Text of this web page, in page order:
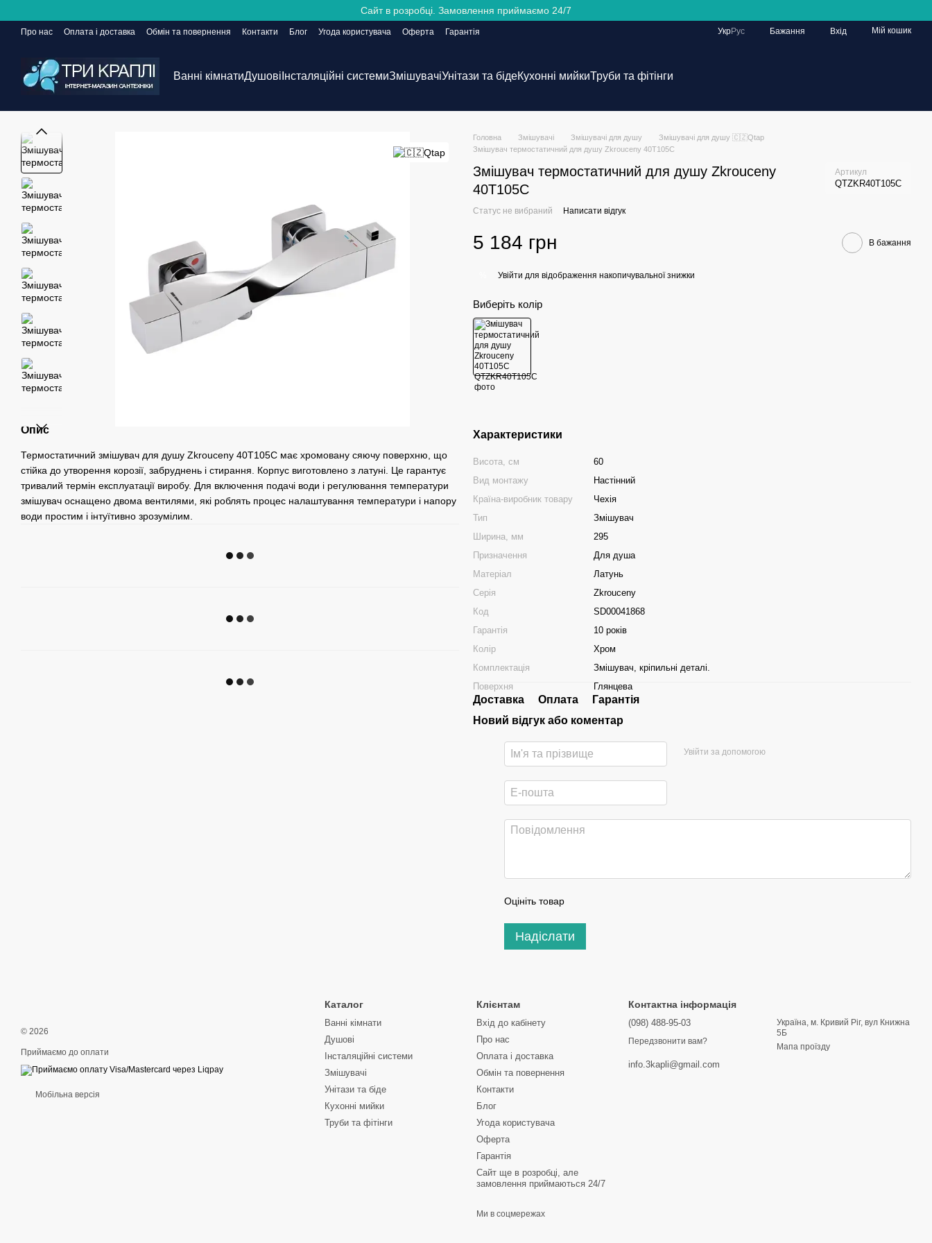
Сайт в розробці. Замовлення приймаємо 24/7
Про нас Оплата і доставка Обмін та повернення Контакти Блог Угода користувача Оферта
Гарантія
УкрРус Бажання Вхід Мій кошик
Ванні кімнатиДушові Інсталяційні системиЗмішувачіУнітази та бідеКухонні мийкиТруби та фітінги
Опис
Термостатичний змішувач для душу Zkrouceny 40T105C має хромовану сяючу поверхню, що
стійка до утворення корозії, забруднень і стирання. Корпус виготовлено з латуні. Це гарантує
тривалий термін експлуатації виробу. Для включення подачі води і регулювання температури
змішувач оснащено двома вентилями, які роблять процес налаштування температури і напору
води простим і інтуїтивно зрозумілим.
Головна Змішувачі Змішувачі для душу
Змішувачі для душу 🇨🇿Qtap
Змішувач термостатичний для душу Zkrouceny 40T105C
Змішувач термостатичний для душу Zkrouceny
40T105C
Артикул
QTZKR40T105C
Статус не вибраний Написати відгук
5 184 грн В бажання
Увійти для відображення накопичувальної знижки
Виберіть колір
Характеристики
Висота, см
60
Вид монтажу
Настінний
Країна-виробник товару
Чехія
Тип
Змішувач
Ширина, мм
295
Призначення
Для душа
Матеріал
Латунь
Серія
Zkrouceny
Код
SD00041868
Гарантія
10 років
Колір
Хром
Комплектація
Змішувач, кріпильні деталі.
Поверхня
Глянцева
Доставка Оплата
Гарантія
Новий відгук або коментар
Увійти за допомогою
Оцініть товар
Надіслати
© 2026
Приймаємо до оплати
Мобільна версія
Каталог
Ванні кімнати
Душові
Інсталяційні системи
Змішувачі
Унітази та біде
Кухонні мийки
Труби та фітінги
Клієнтам
Вхід до кабінету
Про нас
Оплата і доставка
Обмін та повернення
Контакти
Блог
Угода користувача
Оферта
Гарантія
Сайт ще в розробці, але
замовлення приймаються 24/7
Ми в соцмережах
Контактна інформація
(098) 488-95-03
Передзвонити вам?
info.3kapli@gmail.com
Україна, м. Кривий Ріг, вул Книжна
5Б
Мапа проїзду